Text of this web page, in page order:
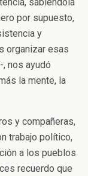
por supuesto,
y
organizar esas
nos ayudó
la mente, la
y compañeras,
trabajo político,
a los pueblos
recuerdo que